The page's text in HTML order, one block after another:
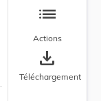
list
Actions
save_alt
Téléchargement